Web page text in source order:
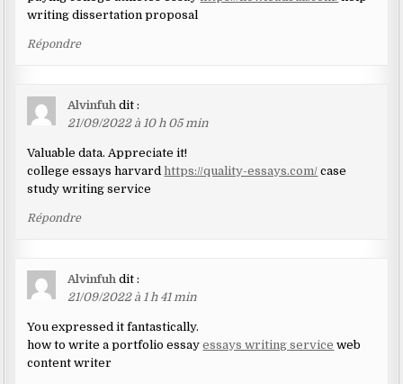
writing dissertation proposal
Répondre
Alvinfuh dit :
21/09/2022 à 10 h 05 min
Valuable data. Appreciate it!
college essays harvard https://quality-essays.com/ case
study writing service
Répondre
Alvinfuh dit :
21/09/2022 à 1 h 41 min
You expressed it fantastically.
how to write a portfolio essayessays writing service web
content writer